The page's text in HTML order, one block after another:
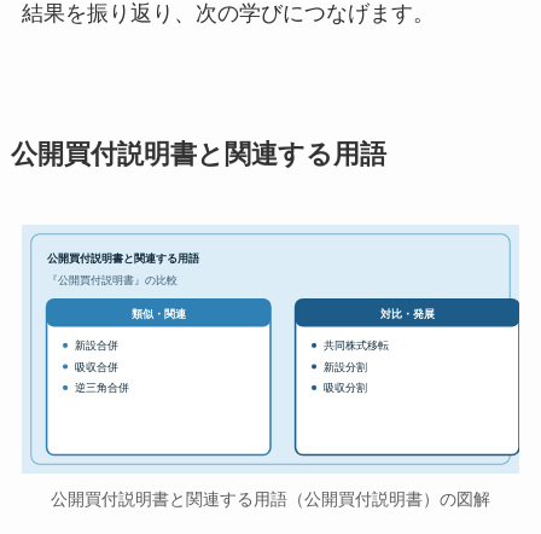
結果を振り返り、次の学びにつなげます。
公開買付説明書と関連する用語
公開買付説明書と関連する用語
『公開買付説明書』の比較
類似・関連
新設合併
吸収合併
逆三角合併
対比・発展
共同株式移転
新設分割
吸収分割
公開買付説明書と関連する用語（公開買付説明書）の図解